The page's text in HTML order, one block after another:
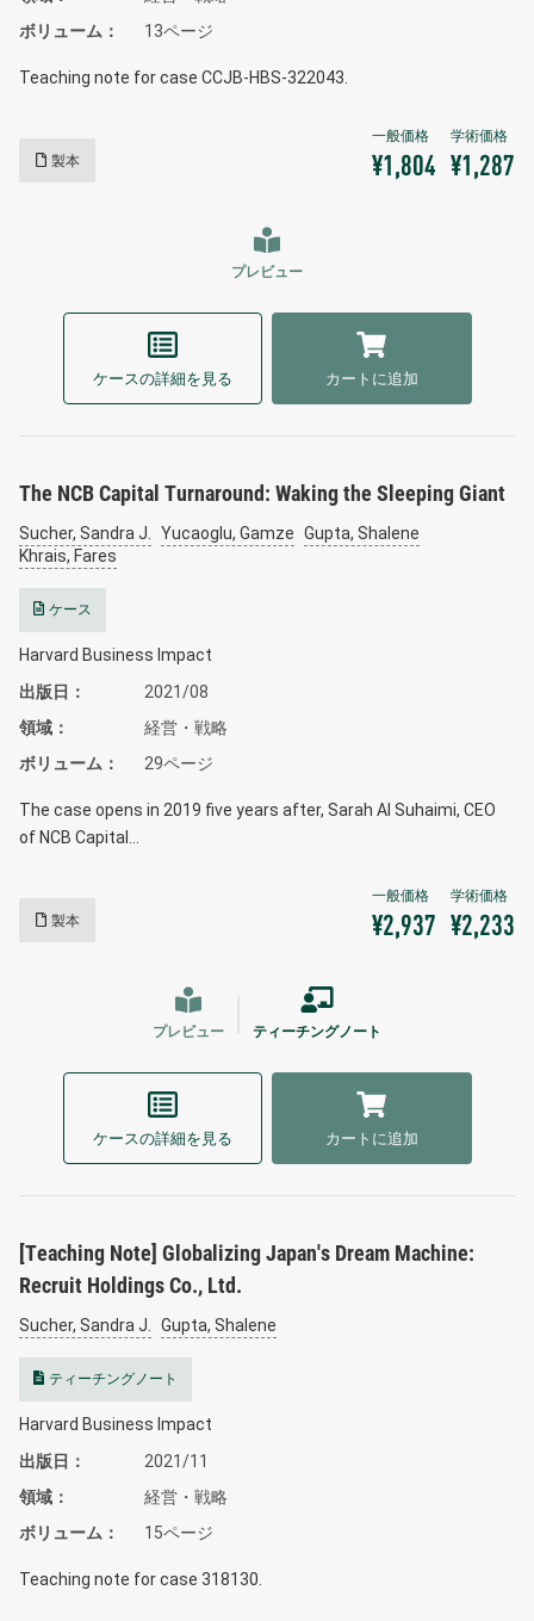
ボリューム
13ページ
Teaching note for case CCJB-HBS-322043.
製本 ¥1,804 ¥1,287
プレビュー
ケースの詳細を見る カートに追加
The NCB Capital Turnaround: Waking the Sleeping Giant
Sucher, Sandra J. Yucaoglu, Gamze Gupta, Shalene
Khrais, Fares
ケース
Harvard Business Impact
出版日
2021/08
領域
経営・戦略
ボリューム
29ページ
The case opens in 2019 five years after, Sarah Al Suhaimi, CEO
of NCB Capital…
製本 ¥2,937 ¥2,233
プレビュー ティーチングノート
ケースの詳細を見る カートに追加
[Teaching Note] Globalizing Japan's Dream Machine:
Recruit Holdings Co., Ltd.
Sucher, Sandra J. Gupta, Shalene
ティーチングノート
Harvard Business Impact
出版日
2021/11
領域
経営・戦略
ボリューム
15ページ
Teaching note for case 318130.